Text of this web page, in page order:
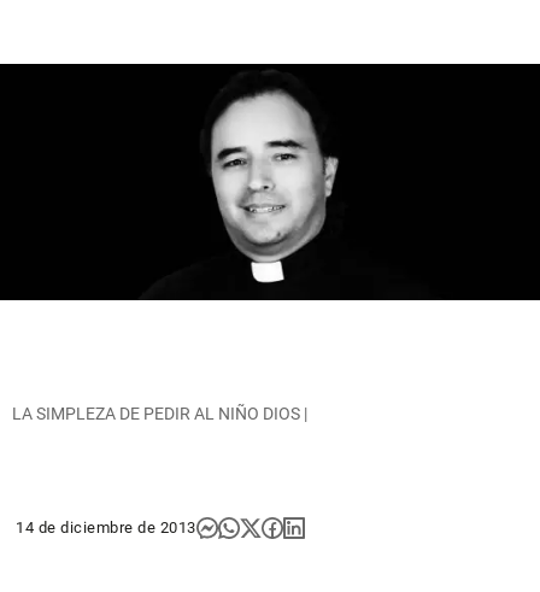
LA SIMPLEZA DE PEDIR AL NIÑO DIOS |
14 de diciembre de 2013